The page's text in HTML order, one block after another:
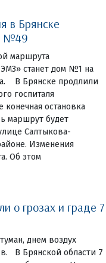
в Брянске
№49
маршрута
станет дом №1 на
В Брянске продлили
госпиталя
остановка
маршрут будет
Салтыкова-
Изменения
Об этом
о грозах и граде 7
днем воздух
В Брянской области 7